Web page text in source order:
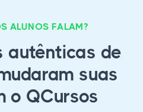
ALUNOS FALAM?
autênticas de
suas
o QCursos